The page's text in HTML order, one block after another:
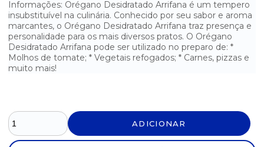
PIMENTA DO REINO ARRIFANA - 20G
PIMENTA TRADICIONAL ARRIFANA - 150ML
TEMPERO COMPLETO ARRIFANA - 270G
TEMPERO KNORR IDEAL PARA ARROZ - 48G
TEMPERO KNORR IDEAL PARA FEIJÃO - 48G
Informações: Orégano Desidratado Arrifana é um tempero
insubstituível na culinária. Conhecido por seu sabor e aroma
marcantes, o Orégano Desidratado Arrifana traz presença e
personalidade para os mais diversos pratos. O Orégano
Desidratado Arrifana pode ser utilizado no preparo de: *
Molhos de tomate; * Vegetais refogados; * Carnes, pizzas e
muito mais!
ADICIONAR